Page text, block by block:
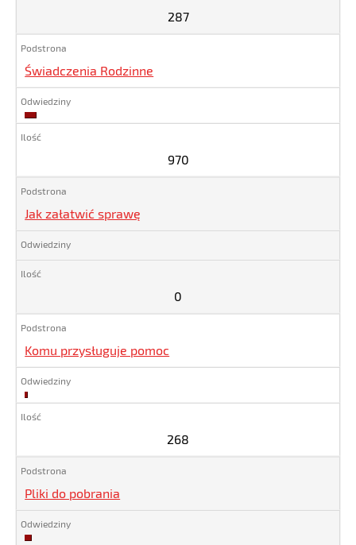
287
Świadczenia Rodzinne
970
970
Jak załatwić sprawę
0
Komu przysługuje pomoc
268
268
Pliki do pobrania